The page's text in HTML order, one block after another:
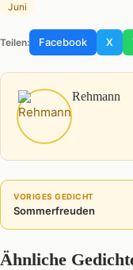
Juni
Teilen: Facebook X
Rehmann
VORIGES GEDICHT
Sommerfreuden
Ähnliche